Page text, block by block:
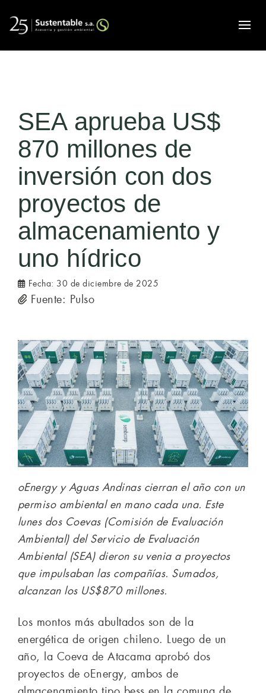
SEA aprueba US$
870 millones de
inversión con dos
proyectos de
almacenamiento y
uno hídrico
Fecha: 30 de diciembre de 2025
Fuente: Pulso
oEnergy y Aguas Andinas cierran el año con un
permiso ambiental en mano cada una. Este
lunes dos Coevas (Comisión de Evaluación
Ambiental) del Servicio de Evaluación
Ambiental (SEA) dieron su venia a proyectos
que impulsaban las compañías. Sumados,
alcanzan los US$870 millones.
Los montos más abultados son de la
energética de origen chileno. Luego de un
año, la Coeva de Atacama aprobó dos
proyectos de oEnergy, ambos de